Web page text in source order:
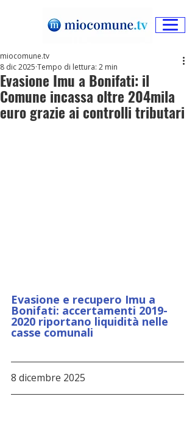
Evasione Imu a Bonifati: il
Comune incassa oltre 204mila
euro grazie ai controlli tributari
miocomune.tv
8 dic 2025 Tempo di lettura: 2 min
Evasione e recupero Imu a
Bonifati: accertamenti 2019-
2020 riportano liquidità nelle
casse comunali
8 dicembre 2025